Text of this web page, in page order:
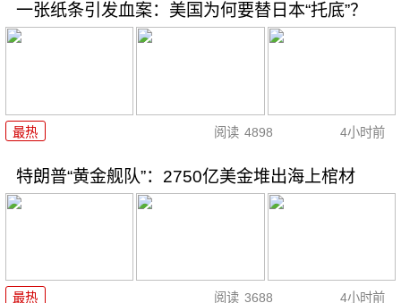
一张纸条引发血案：美国为何要替日本“托底”？
最热 阅读 4898 4小时前
特朗普“黄金舰队”：2750亿美金堆出海上棺材
最热 阅读 3688 4小时前